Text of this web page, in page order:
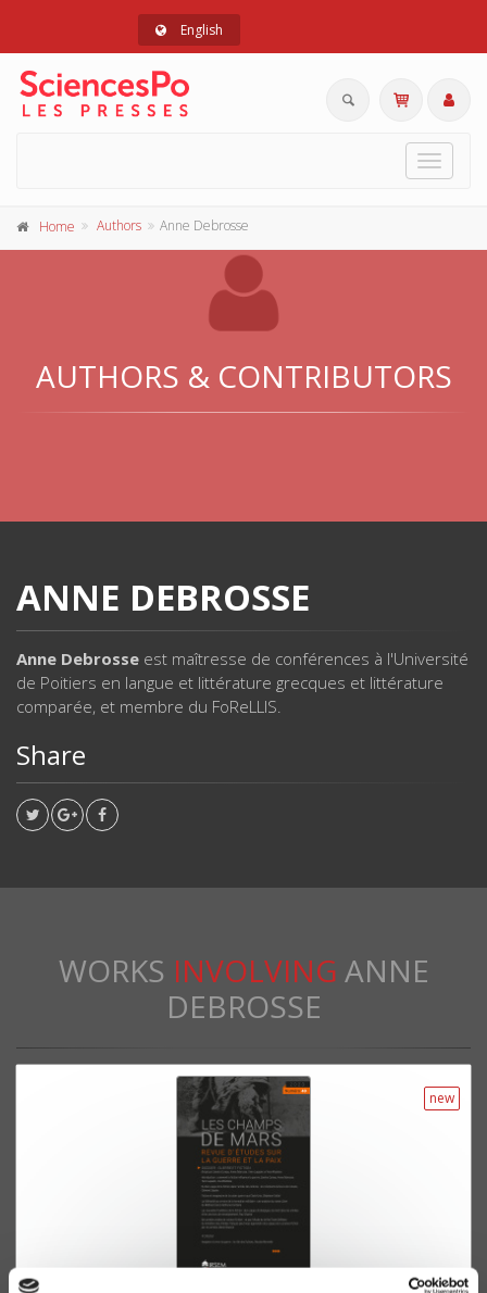
English
Toggle
Home Authors Anne Debrosse
AUTHORS & CONTRIBUTORS
ANNE DEBROSSE
Anne Debrosse est maîtresse de conférences à l'Université
de Poitiers en langue et littérature grecques et littérature
comparée, et membre du FoReLLIS.
Share
WORKS INVOLVING ANNE
DEBROSSE
new